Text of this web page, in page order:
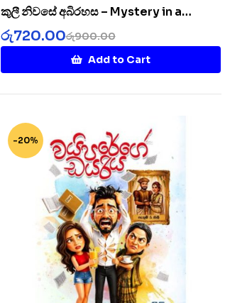
කුලී නිවසේ අබිරහස – Mystery in a
Rented House
රු900.00
රු720.00
Add to Cart
-20%